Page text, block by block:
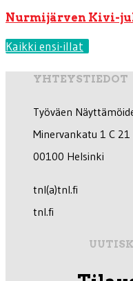
Nurmijärven Kivi-
Kaikki ensi-illat
YHTEYSTIEDOT
Työväen
Minervankatu 1 C 21
00100 Helsinki
tnl(a)tnl.fi
tnl.fi